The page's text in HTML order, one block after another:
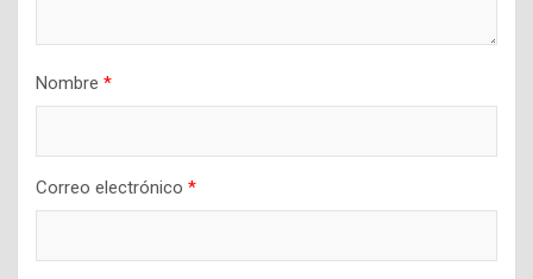
Nombre *
Correo electrónico *